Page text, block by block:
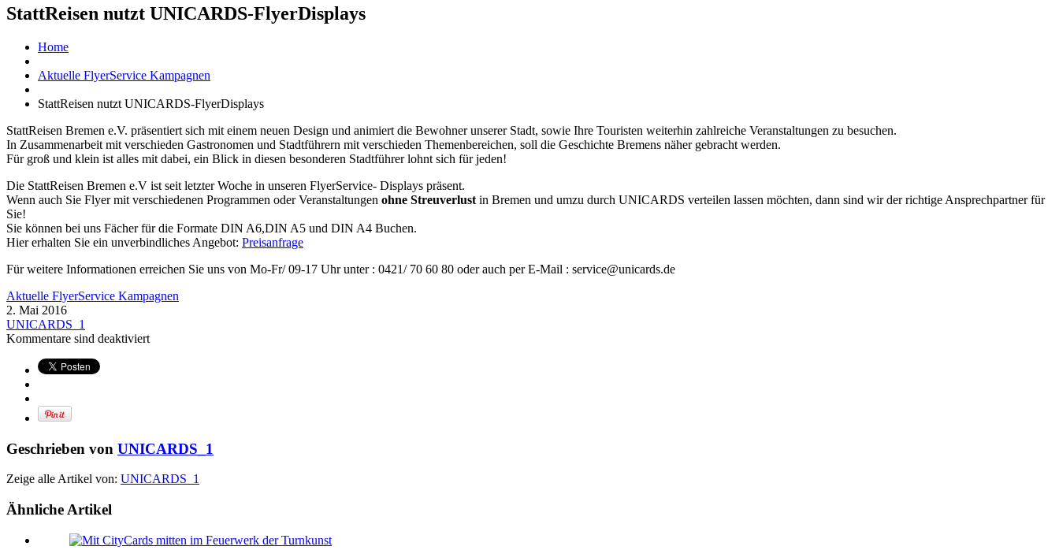
StattReisen nutzt UNICARDS-FlyerDisplays
Home
Aktuelle FlyerService Kampagnen
StattReisen nutzt UNICARDS-FlyerDisplays
StattReisen Bremen e.V. präsentiert sich mit einem neuen Design und animiert die Bewohner unserer Stadt, sowie Ihre Touristen weiterhin zahlreiche Veranstaltungen zu besuchen.
In Zusammenarbeit mit verschieden Gastronomen und Stadtführern mit verschieden Themenbereichen, soll die Geschichte Bremens näher gebracht werden.
Für groß und klein ist alles mit dabei, ein Blick in diesen besonderen Stadtführer lohnt sich für jeden!
Die StattReisen Bremen e.V ist seit letzter Woche in unseren FlyerService- Displays präsent.
Wenn auch Sie Flyer mit verschiedenen Programmen oder Veranstaltungen ohne Streuverlust in Bremen und umzu durch UNICARDS verteilen lassen möchten, dann sind wir der richtige Ansprechpartner für
Sie!
Sie können bei uns Fächer für die Formate DIN A6,DIN A5 und DIN A4 Buchen.
Hier erhalten Sie ein unverbindliches Angebot: Preisanfrage
Für weitere Informationen erreichen Sie uns von Mo-Fr/ 09-17 Uhr unter : 0421/ 70 60 80 oder auch per E-Mail : service@unicards.de
Aktuelle FlyerService Kampagnen
2. Mai 2016
UNICARDS_1
Kommentare sind deaktiviert
Geschrieben von UNICARDS_1
Zeige alle Artikel von: UNICARDS_1
Ähnliche Artikel